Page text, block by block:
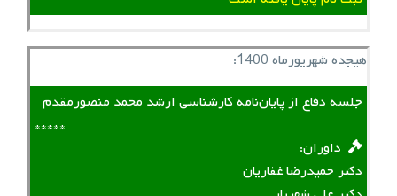
هیجده شهریورماه 1400:
جلسه دفاع از پایان‌نامه کارشناسی ارشد محمد منصورمقدم
*****
‌ ‌ داوران:
دکتر حمیدرضا غفاریان